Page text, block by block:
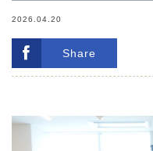
2026.04.20
Share